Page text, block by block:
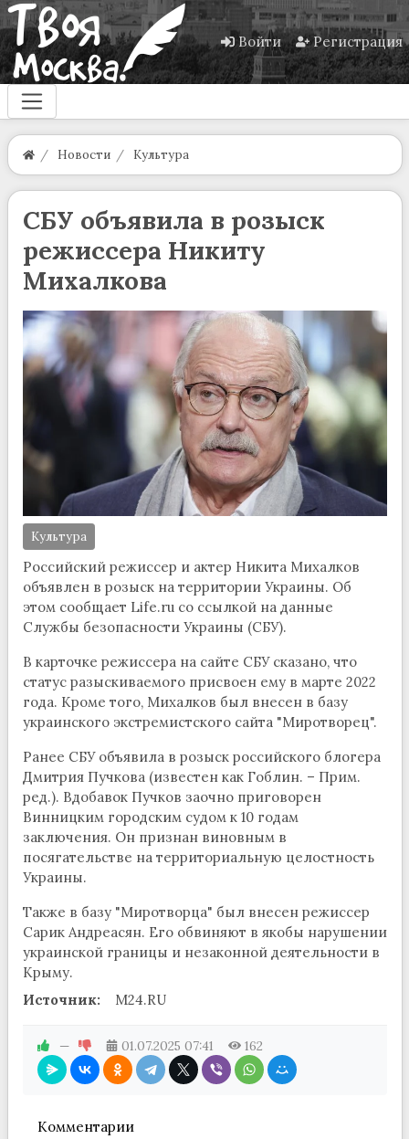
Войти Регистрация
Новости Культура
СБУ объявила в розыск
режиссера Никиту
Михалкова
Культура
Российский режиссер и актер Никита Михалков
объявлен в розыск на территории Украины. Об
этом сообщает Life.ru со ссылкой на данные
Службы безопасности Украины (СБУ).
В карточке режиссера на сайте СБУ сказано, что
статус разыскиваемого присвоен ему в марте 2022
года. Кроме того, Михалков был внесен в базу
украинского экстремистского сайта "Миротворец".
Ранее СБУ объявила в розыск российского блогера
Дмитрия Пучкова (известен как Гоблин. – Прим.
ред.). Вдобавок Пучков заочно приговорен
Винницким городским судом к 10 годам
заключения. Он признан виновным в
посягательстве на территориальную целостность
Украины.
Также в базу "Миротворца" был внесен режиссер
Сарик Андреасян. Его обвиняют в якобы нарушении
украинской границы и незаконной деятельности в
Крыму.
Источник:
M24.RU
— 01.07.2025 07:41 162
Комментарии